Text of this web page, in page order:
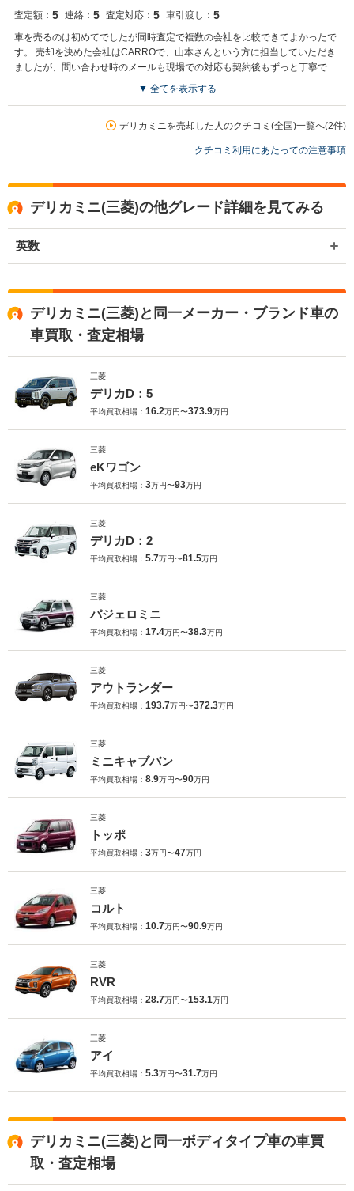
査定額： 5 連絡： 5 査定対応： 5 車引渡し： 5
車を売るのは初めてでしたが同時査定で複数の会社を比較できてよかったで
す。 売却を決めた会社はCARROで、山本さんという方に担当していただき
ましたが、問い合わせ時のメールも現場での対応も契約後もずっと丁寧で、
他社と比較しても圧倒的な高値を提示して頂きました。引き取りのタイミン
買取店からの返信
この度はご売却ありがとうございました。 とても程度の良いお車でし
▼ 全てを表示する
デリカミニを売却した人のクチコミ(全国)一覧へ(2件)
クチコミ利用にあたっての注意事項
デリカミニ(三菱)の他グレード詳細を見てみる
英数
デリカミニ(三菱)と同一メーカー・ブランド車の
車買取・査定相場
三菱
デリカD：5
平均買取相場： 16.2万円〜373.9万円
三菱
eKワゴン
平均買取相場： 3万円〜93万円
三菱
デリカD：2
平均買取相場： 5.7万円〜81.5万円
三菱
パジェロミニ
平均買取相場： 17.4万円〜38.3万円
三菱
アウトランダー
平均買取相場： 193.7万円〜372.3万円
三菱
ミニキャブバン
平均買取相場： 8.9万円〜90万円
三菱
トッポ
平均買取相場： 3万円〜47万円
三菱
コルト
平均買取相場： 10.7万円〜90.9万円
三菱
RVR
平均買取相場： 28.7万円〜153.1万円
三菱
アイ
平均買取相場： 5.3万円〜31.7万円
デリカミニ(三菱)と同一ボディタイプ車の車買
取・査定相場